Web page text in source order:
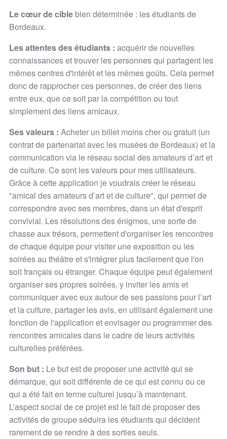
Le cœur de ciblebien déterminée : les étudiants de
Bordeaux.
Les attentes des étudiants : acquérir de nouvelles
connaissances et trouver les personnes qui partagent les
mêmes centres d'intérêt et les mêmes goûts. Cela permet
donc de rapprocher ces personnes, de créer des liens
entre eux, que ce soit par la compétition ou tout
simplement des liens amicaux.
Ses valeurs : Acheter un billet moins cher ou gratuit (un
contrat de partenariat avec les musées de Bordeaux) et la
communication via le réseau social des amateurs d’art et
de culture. Ce sont les valeurs pour mes utilisateurs.
Grâce à cette application je voudrais créer le réseau
"amical des amateurs d’art et de culture", qui permet de
correspondre avec ses membres, dans un état d'esprit
convivial. Les résolutions des énigmes, une sorte de
chasse aux trésors, permettent d'organiser les rencontres
de chaque équipe pour visiter une exposition ou les
soirées au théâtre et s'intégrer plus facilement que l'on
soit français ou étranger. Chaque équipe peut également
organiser ses propres soirées, y inviter les amis et
communiquer avec eux autour de ses passions pour l’art
et la culture, partager les avis, en utilisant également une
fonction de l'application et envisager ou programmer des
rencontres amicales dans le cadre de leurs activités
culturelles préférées.
Son but : Le but est de proposer une activité qui se
démarque, qui soit différente de ce qui est connu ou ce
qui a été fait en terme culturel jusqu’à maintenant.
L’aspect social de ce projet est le fait de proposer des
activités de groupe séduira les étudiants qui décident
rarement de se rendre à des sorties seuls.